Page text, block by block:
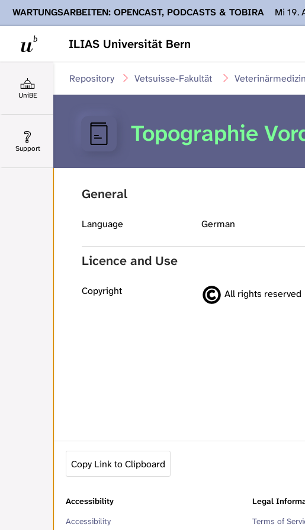
ILIAS Universität Bern
WARTUNGSARBEITEN: OPENCAST, PODCASTS & TOBIRA
Mi 19.
Ihnen Podcasts, Opencast-Videos und Tobira nicht zur Verfügung
UniBE
Support
Veterinärmedizin
Vetsuisse-Fakultät
Repository
Topographie
General
Language German
Licence and Use
Copyright All rights reserved
Copy Link to Clipboard
Accessibility
Accessibility
Legal
Terms of